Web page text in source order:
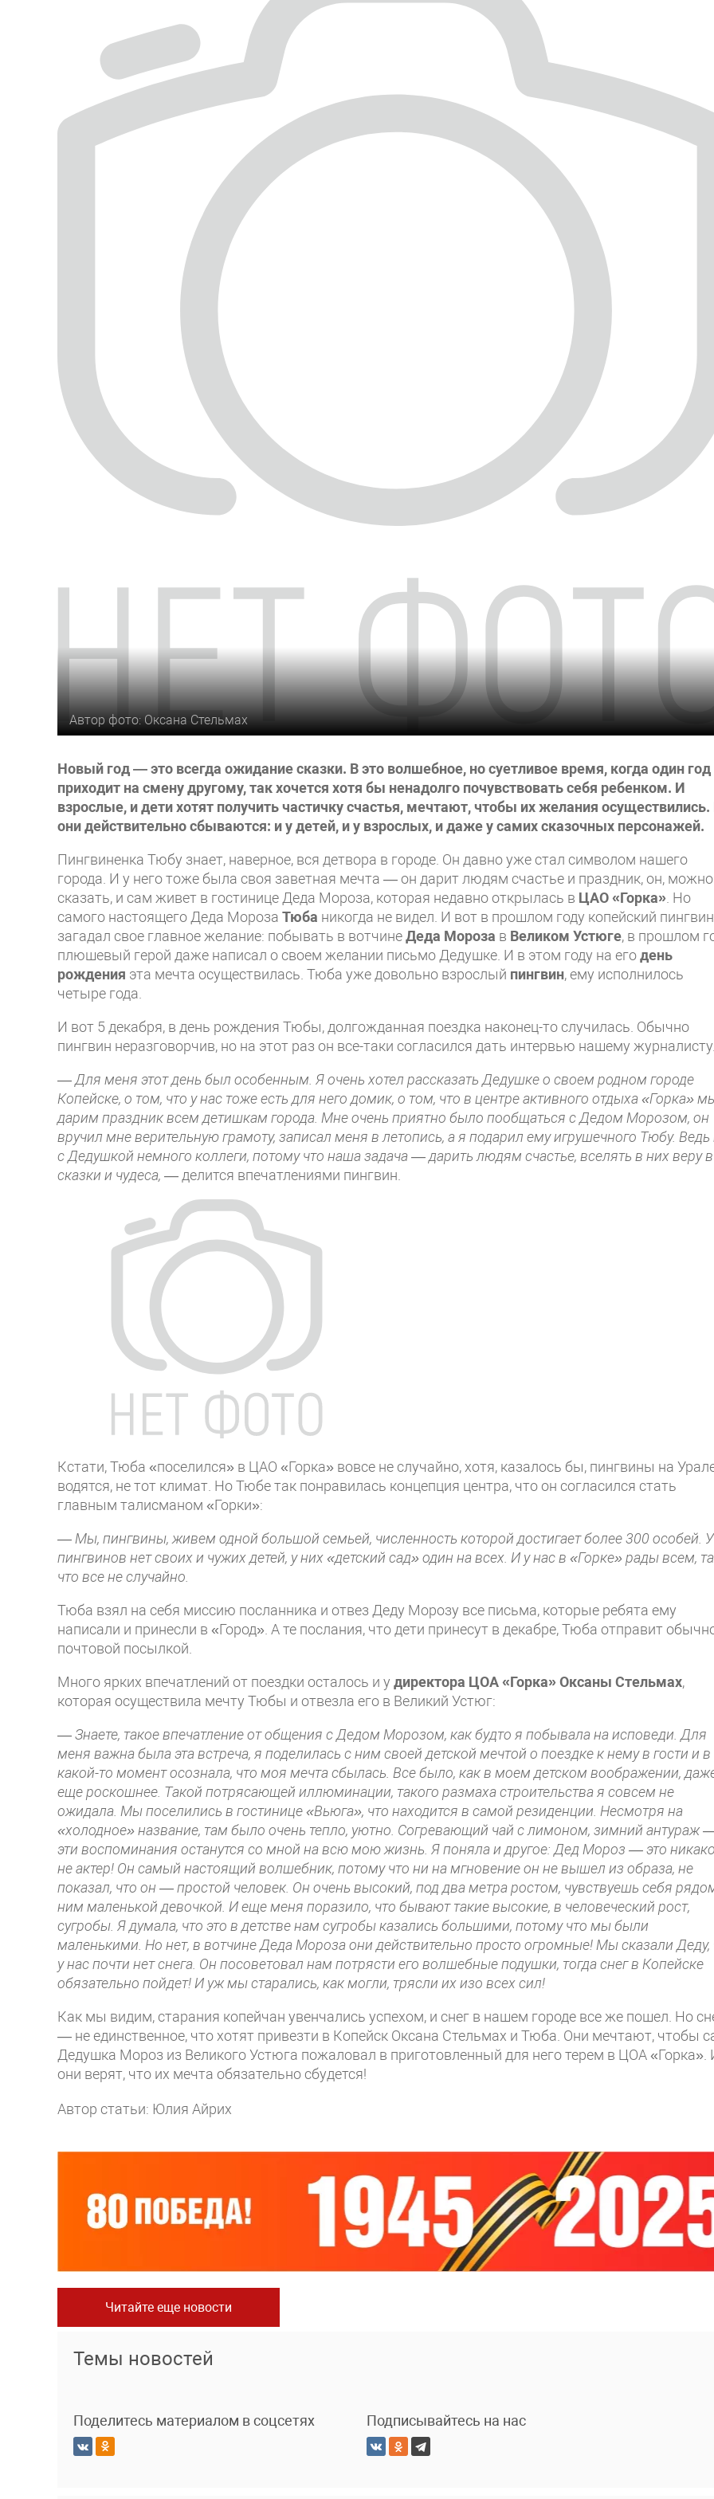
Автор фото: Оксана Стельмах
Новый год — это всегда ожидание сказки. В это волшебное, но суетливое время, когда один год
приходит на смену другому, так хочется хотя бы ненадолго почувствовать себя ребенком. И
взрослые, и дети хотят получить частичку счастья, мечтают, чтобы их желания осуществились.
они действительно сбываются: и у детей, и у взрослых, и даже у самих сказочных персонажей.
Пингвиненка Тюбу знает, наверное, вся детвора в городе. Он давно уже стал символом нашего
города. И у него тоже была своя заветная мечта — он дарит людям счастье и праздник, он, можно
сказать, и сам живет в гостинице Деда Мороза, которая недавно открылась в ЦАО «Горка». Но
самого настоящего Деда Мороза Тюба никогда не видел. И вот в прошлом году копейский пингвин
загадал свое главное желание: побывать в вотчинеДеда Мороза в Великом Устюге, в прошлом
плюшевый герой даже написал о своем желании письмо Дедушке. И в этом году на егодень
рождения эта мечта осуществилась. Тюба уже довольно взрослый пингвин, ему исполнилось
четыре года.
И вот 5 декабря, в день рождения Тюбы, долгожданная поездка наконец-то случилась. Обычно
пингвин неразговорчив, но на этот раз он все-таки согласился дать интервью нашему журналисту.
—Для меня этот день был особенным. Я очень хотел рассказать Дедушке о своем родном городе
Копейске, о том, что у нас тоже есть для него домик, о том, что в центре активного отдыха «Горка»
дарим праздник всем детишкам города. Мне очень приятно было пообщаться с Дедом Морозом, он
вручил мне верительную грамоту, записал меня в летопись, а я подарил ему игрушечного Тюбу.
с Дедушкой немного коллеги, потому что наша задача — дарить людям счастье, вселять в них веру в
сказки и чудеса, — делится впечатлениями пингвин.
Кстати, Тюба «поселился» в ЦАО «Горка» вовсе не случайно, хотя, казалось бы, пингвины на
водятся, не тот климат. Но Тюбе так понравилась концепция центра, что он согласился стать
главным талисманом «Горки»:
— Мы, пингвины, живем одной большой семьей, численность которой достигает более 300 особей. У
пингвинов нет своих и чужих детей, у них «детский сад» один на всех. И у нас в «Горке» рады всем,
что все не случайно.
Тюба взял на себя миссию посланника и отвез Деду Морозу все письма, которые ребята ему
написали и принесли в «Город». А те послания, что дети принесут в декабре, Тюба отправит
почтовой посылкой.
Много ярких впечатлений от поездки осталось и у директора ЦОА «Горка» Оксаны Стельмах,
которая осуществила мечту Тюбы и отвезла его в Великий Устюг:
—Знаете, такое впечатление от общения с Дедом Морозом, как будто я побывала на исповеди. Для
меня важна была эта встреча, я поделилась с ним своей детской мечтой о поездке к нему в гости и в
какой-то момент осознала, что моя мечта сбылась. Все было, как в моем детском воображении,
еще роскошнее. Такой потрясающей иллюминации, такого размаха строительства я совсем не
ожидала. Мы поселились в гостинице «Вьюга», что находится в самой резиденции. Несмотря на
«холодное» название, там было очень тепло, уютно. Согревающий чай с лимоном, зимний антураж
эти воспоминания останутся со мной на всю мою жизнь. Я поняла и другое: Дед Мороз — это
не актер! Он самый настоящий волшебник, потому что ни на мгновение он не вышел из образа, не
показал, что он — простой человек. Он очень высокий, под два метра ростом, чувствуешь себя
ним маленькой девочкой. И еще меня поразило, что бывают такие высокие, в человеческий рост,
сугробы. Я думала, что это в детстве нам сугробы казались большими, потому что мы были
маленькими. Но нет, в вотчине Деда Мороза они действительно просто огромные! Мы сказали Деду,
у нас почти нет снега. Он посоветовал нам потрясти его волшебные подушки, тогда снег в Копейске
обязательно пойдет! И уж мы старались, как могли, трясли их изо всех сил!
Как мы видим, старания копейчан увенчались успехом, и снег в нашем городе все же пошел. Но
— не единственное, что хотят привезти в Копейск Оксана Стельмах и Тюба. Они мечтают, чтобы
Дедушка Мороз из Великого Устюга пожаловал в приготовленный для него терем в ЦОА «Горка».
они верят, что их мечта обязательно сбудется!
Автор статьи: Юлия Айрих
Читайте еще новости
Темы новостей
Поделитесь материалом в соцсетях Подписывайтесь на нас